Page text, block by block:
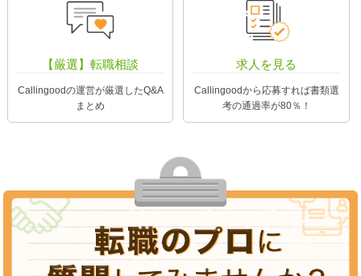
【厳選】転職相談
Callingoodの運営が厳選したQ&A
まとめ
求人を見る
Callingoodから応募すれば書類選
考の通過率が80％！